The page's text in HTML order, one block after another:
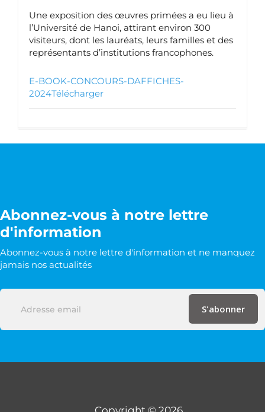
Une exposition des œuvres primées a eu lieu à
l’Université de Hanoi, attirant environ 300
visiteurs, dont les lauréats, leurs familles et des
représentants d’institutions francophones.
E-BOOK-CONCOURS-DAFFICHES-
2024Télécharger
Abonnez-vous à notre lettre
d'information
Abonnez-vous à notre lettre d'information et ne manquez
jamais nos actualités